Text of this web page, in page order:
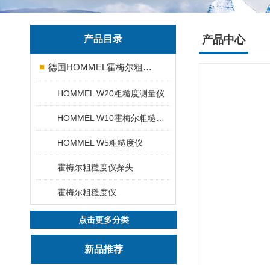
产品目录
德国HOMMEL霍梅尔粗糙度仪
HOMMEL W20粗糙度测量仪
HOMMEL W5粗糙度仪
霍梅尔粗糙度仪探头
霍梅尔粗糙度仪
点击更多分类
新品推荐
产品中心